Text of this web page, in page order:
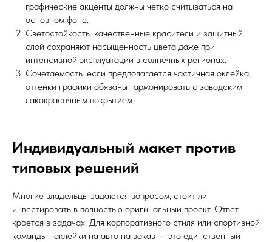
графические акценты должны четко считываться на
основном фоне.
Светостойкость: качественные красители и защитный
слой сохраняют насыщенность цвета даже при
интенсивной эксплуатации в солнечных регионах.
Сочетаемость: если предполагается частичная оклейка,
оттенки графики обязаны гармонировать с заводским
лакокрасочным покрытием.
Индивидуальный макет против
типовых решений
Многие владельцы задаются вопросом, стоит ли
инвестировать в полностью оригинальный проект. Ответ
кроется в задачах. Для корпоративного стиля или спортивной
команды наклейки на авто на заказ — это единственный